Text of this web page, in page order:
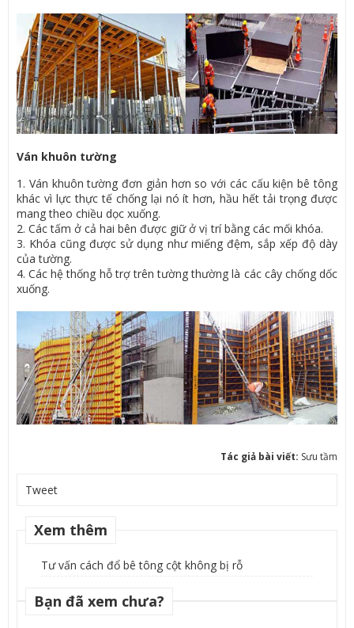
Ván khuôn tường
1. Ván khuôn tường đơn giản hơn so với các cấu kiện bê tông
khác vì lực thực tế chống lại nó ít hơn, hầu hết tải trọng được
mang theo chiều dọc xuống.
2. Các tấm ở cả hai bên được giữ ở vị trí bằng các mối khóa.
3. Khóa cũng được sử dụng như miếng đệm, sắp xếp độ dày
của tường.
4. Các hệ thống hỗ trợ trên tường thường là các cây chống dốc
xuống.
Tác giả bài viết: Sưu tầm
Tweet
Xem thêm
Tư vấn cách đổ bê tông cột không bị rỗ
Bạn đã xem chưa?